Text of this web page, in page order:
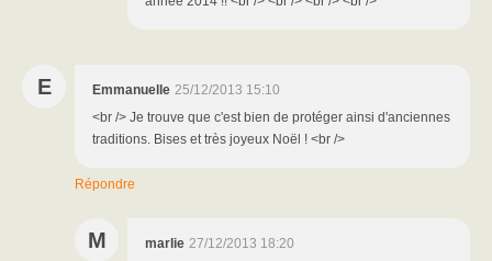
E Emmanuelle 25/12/2013 15:10
<br /> Je trouve que c'est bien de protéger ainsi d'anciennes
traditions. Bises et très joyeux Noël ! <br />
Répondre
M marlie 27/12/2013 18:20